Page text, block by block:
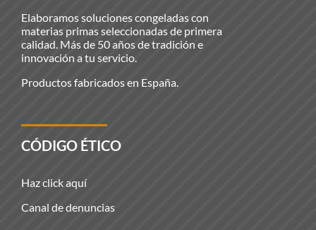
Elaboramos soluciones congeladas con
materias primas seleccionadas de primera
calidad. Más de 50 años de tradición e
innovación a tu servicio.
Productos fabricados en España.
CÓDIGO ÉTICO
Haz click aquí
Canal de denuncias